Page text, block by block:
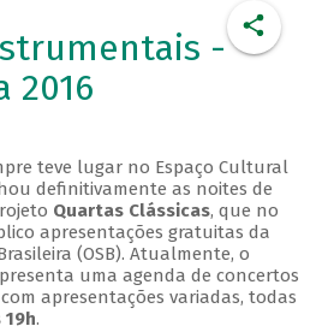
-
2016
teve lugar no Espaço Cultural
definitivamente as noites de
Quartas Clássicas, que no
apresentações gratuitas da
(OSB). Atualmente, o
uma agenda de concertos
apresentações variadas, todas
.